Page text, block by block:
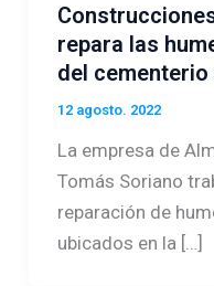
repara las
del
12 agosto. 2022
La empresa de
Tomás Soriano
reparación de
ubicados en la […]